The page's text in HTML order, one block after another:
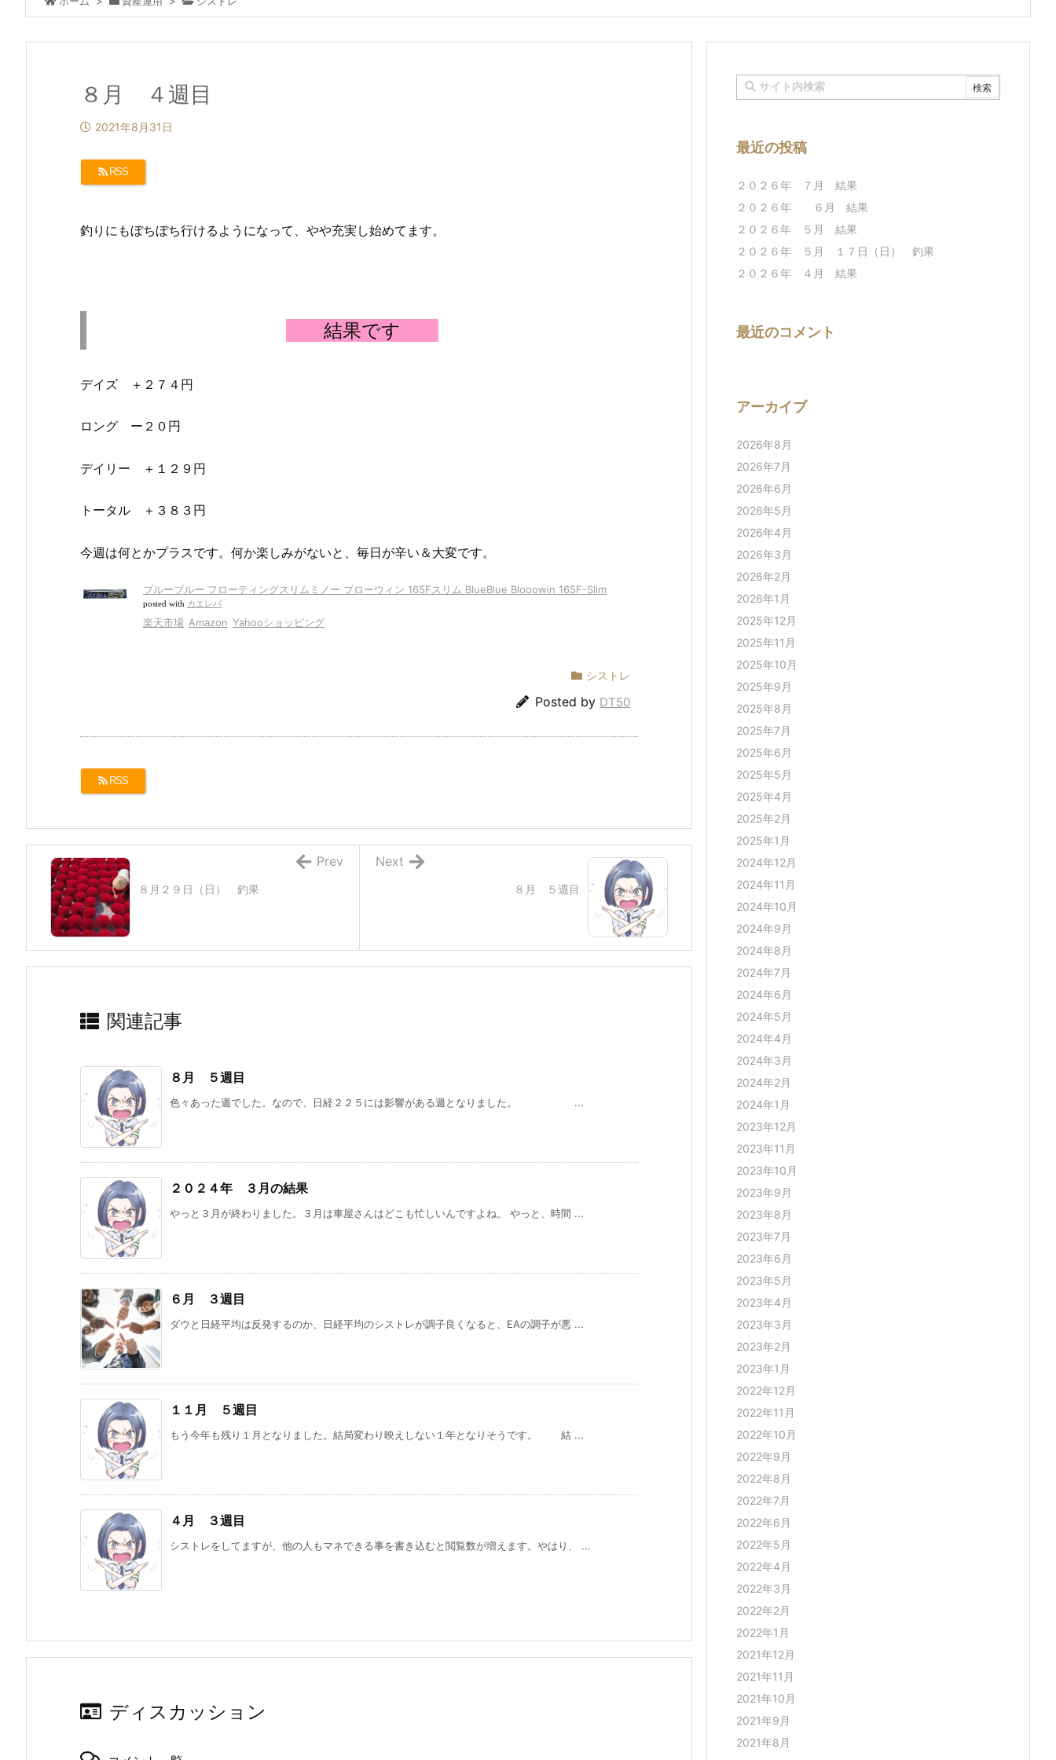
８月 ４週目
2021年8月31日
RSS
釣りにもぼちぼち行けるようになって、やや充実し始めてます。
結果です
デイズ ＋２７４円
ロング ー２０円
デイリー ＋１２９円
トータル ＋３８３円
今週は何とかプラスです。何か楽しみがないと、毎日が辛い＆大変です。
ブルーブルー フローティングスリムミノー ブローウィン 165Fスリム BlueBlue Blooowin 165F-Slim
posted with カエレバ
楽天市場 Amazon Yahooショッピング
シストレ
Posted by DT50
RSS
８月 ５週目
Next
８月２９日（日） 釣果
Prev
関連記事
８月 ５週目
色々あった週でした。なので、日経２２５には影響がある週となりました。 ...
２０２４年 ３月の結果
やっと３月が終わりました。３月は車屋さんはどこも忙しいんですよね。 やっと、時間 ...
６月 ３週目
ダウと日経平均は反発するのか、日経平均のシストレが調子良くなると、EAの調子が悪 ...
１１月 ５週目
もう今年も残り１月となりました。結局変わり映えしない１年となりそうです。 結 ...
４月 ３週目
シストレをしてますが、他の人もマネできる事を書き込むと閲覧数が増えます。やはり、 ...
ディスカッション
最近の投稿
２０２６年 ７月 結果
２０２６年 ６月 結果
２０２６年 ５月 結果
２０２６年 ５月 １７日（日） 釣果
２０２６年 ４月 結果
最近のコメント
アーカイブ
2026年8月
2026年7月
2026年6月
2026年5月
2026年4月
2026年3月
2026年2月
2026年1月
2025年12月
2025年11月
2025年10月
2025年9月
2025年8月
2025年7月
2025年6月
2025年5月
2025年4月
2025年2月
2025年1月
2024年12月
2024年11月
2024年10月
2024年9月
2024年8月
2024年7月
2024年6月
2024年5月
2024年4月
2024年3月
2024年2月
2024年1月
2023年12月
2023年11月
2023年10月
2023年9月
2023年8月
2023年7月
2023年6月
2023年5月
2023年4月
2023年3月
2023年2月
2023年1月
2022年12月
2022年11月
2022年10月
2022年9月
2022年8月
2022年7月
2022年6月
2022年5月
2022年4月
2022年3月
2022年2月
2022年1月
2021年12月
2021年11月
2021年10月
2021年9月
2021年8月